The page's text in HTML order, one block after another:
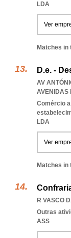
LDA
Ver
Matches in
D.e. -
AV
AVENIDAS
Comércio
LDA
Ver
Matches in
R VASCO
Outras
ASS